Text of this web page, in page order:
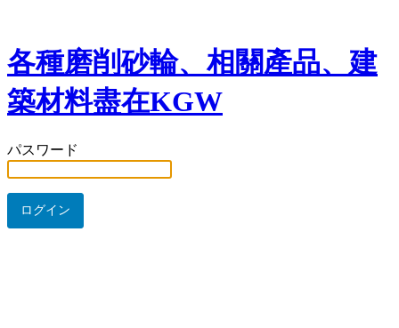
各種磨削砂輪、相關產品、建
築材料盡在KGW
パスワード